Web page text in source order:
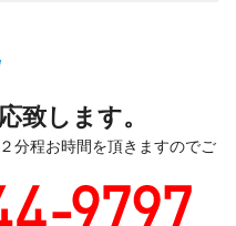
致します。
分程お時間を頂きますのでご